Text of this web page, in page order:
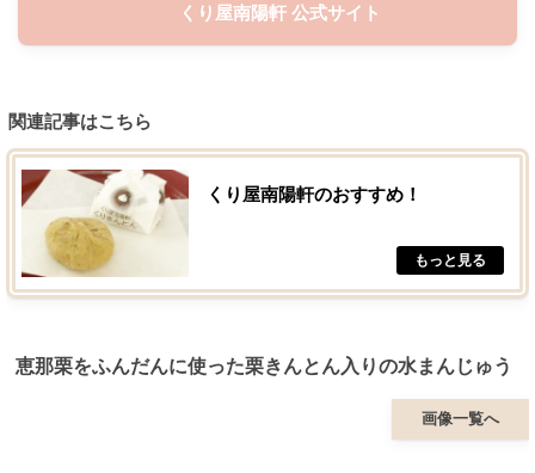
くり屋南陽軒 公式サイト
関連記事はこちら
くり屋南陽軒のおすすめ！
恵那栗をふんだんに使った栗きんとん入りの水まんじゅう
画像一覧へ